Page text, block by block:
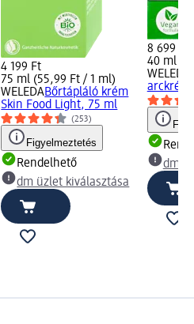
4 199 Ft
75 ml (55,99 Ft / 1 ml)
WELEDABőrtápláló krém
Skin Food Light, 75 ml
(253)
Figyelmeztetés
Rendelhető
dm üzlet kiválasztása
8 699 Ft
40 ml
WELEDA
arckrém
dm